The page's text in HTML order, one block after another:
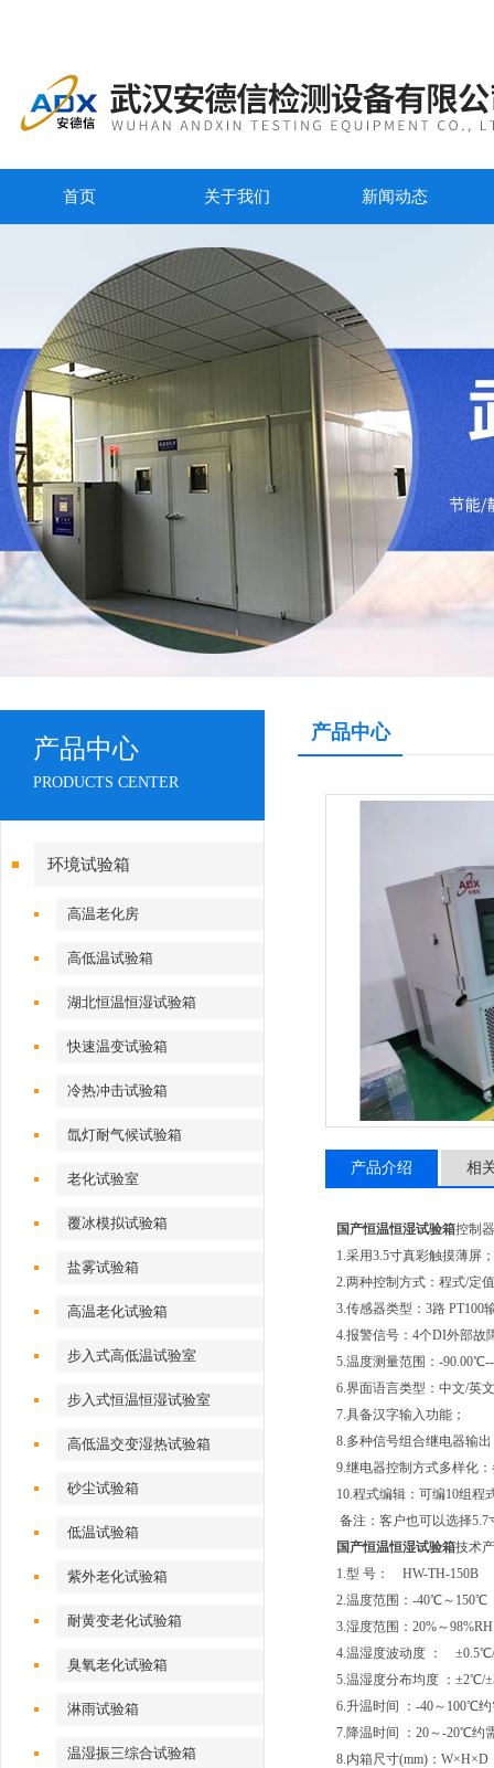
首页 关于我们 新闻动态
产品中心
PRODUCTS CENTER
环境试验箱
高温老化房
高低温试验箱
湖北恒温恒湿试验箱
快速温变试验箱
冷热冲击试验箱
氙灯耐气候试验箱
老化试验室
覆冰模拟试验箱
盐雾试验箱
高温老化试验箱
步入式高低温试验室
步入式恒温恒湿试验室
高低温交变湿热试验箱
砂尘试验箱
低温试验箱
紫外老化试验箱
耐黄变老化试验箱
臭氧老化试验箱
淋雨试验箱
温湿振三综合试验箱
产品中心
产品介绍 相
国产恒温恒湿试验箱控制
1.采用3.5寸真彩触摸薄屏；
2.两种控制方式：程式/定
3.传感器类型：3路 PT100
4.报警信号：4个DI外部故
5.温度测量范围：-
6.界面语言类型：中文/英
7.具备汉字输入功能；
8.多种信号组合继电器输
9.继电器控制方式多样化
10.程式编辑：可编10组程
备注：客户也可以选择
国产恒温恒湿试验箱技术
1.型 号： HW-TH-150B
2.温度范围：-40℃～
3.湿度范围：20%～98%RH
4.温湿度波动度 ： ±0.5℃/
5.温湿度分布均度 ：±2℃/
6.升温时间 ：-40～100℃
7.降温时间 ：20～-20℃约
8.内箱尺寸(mm)：W×H×D